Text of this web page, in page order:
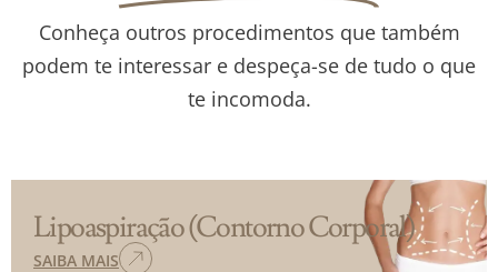
Conheça outros procedimentos que também
podem te interessar e despeça-se de tudo o que
te incomoda.
Lipoaspiração (Contorno Corporal)
SAIBA MAIS